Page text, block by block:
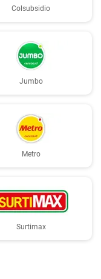
Colsubsidio
Jumbo
Metro
Surtimax